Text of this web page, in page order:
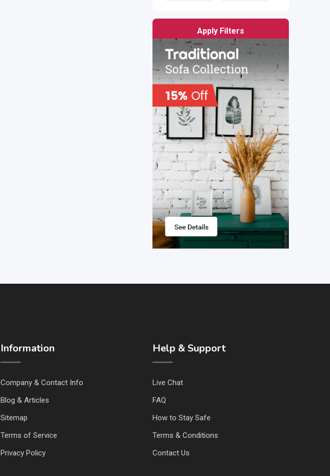
Apply Filters
Information
Company & Contact Info
Blog & Articles
Sitemap
Terms of Service
Privacy Policy
Help & Support
Live Chat
FAQ
How to Stay Safe
Terms & Conditions
Contact Us